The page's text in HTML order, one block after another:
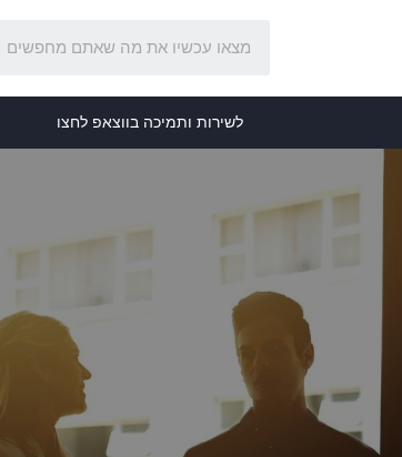
לשירות ותמיכה בווצאפ לחצו